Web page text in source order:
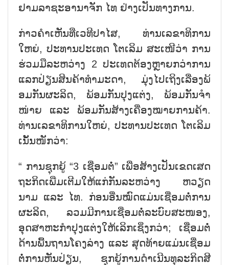
ຢາມ​ລາ​ຊະ​ອາ​ນາ​ຈັກ ໄທ ຢ່າງ​ເປັນ​ທາງ​ການ.
ກ່າວ​ຄຳ​ເຫ​ັນ​ທີ່​ເວ​ທີ​ປາ​ໄສ, ທ່ານ​ເລ​ຂາ​ທິ​ການ​
ໃຫຍ່, ປະ​ທານ​ປະ​ເທດ ໂຕ​ເລິມ ສະ​ເໜີ​ວ່າ ການ​
ຮ່ວມ​ມື​ລະ​ຫວ່າງ 2 ປະ​ເທ​ດ​ຕ້ອງ​ຫຼາຍກວ່າ​ການ​
ແລກ​ປ່ຽນ​ສິນ​ຄ້າ​ທຳ​ມະ​ດາ, ມຸ່ງ​ໄປ​ເຖິງເລື່ອງ​ພ້​
ອມ​ກັນ​ຜະ​ລິດ, ພ້ອມ​ກັນ​ປຸງ​ແຕ່ງ, ພ້ອມ​ກັນ​ຈຳ​
ໜ່າຍ ແລະ ພ້ອມ​ກັນ​ສ້າງ​ເຄື່ອງ​ໝາຍ​ການ​ຄ້າ.
ທ່ານ​ເລ​ຂາ​ທິ​ການ​ໃຫຍ່, ປະ​ທານ​ປະ​ເທດ ໂຕ​ເລິມ
ເນັ້ນ​ໜັກ​ວ່າ:
“ ການ​ຊຸກ​ຍູ້ “3 ເຊື່ອມ​ຕໍ່” ເພື່ອ​ສ້າງ​ເປັນ​ເຂດ​ເສດ​
ຖະ​ກິດ​ເພີ່​ມ​ເຕີມ​ໃຫ້​ແກ່​ກັນ​ລະ​ຫວ່າງ ຫວຽດ​
ນາມ ແລະ ໄທ. ກ່ອນ​ອື່ນ​ໝົດ​ແມ່ນ​ເຊື່ອມ​ຕໍ່​ການ​
ຜະ​ລິດ, ລວມ​ມີ​ການ​ເຊື່ອມ​ຕໍ່​​ລະ​ບົບ​ສະ​ໜອງ,
ອຸດ​ສາ​ຫະ​ກຳ​ປຸງ​ແຕ່ງ​ໃຫ້​ເລິກ​ເຊິ່ງກວ່າ; ເຊື່ອມ​ຕໍ່​
ດ້ານ​ພື້ນ​ຖານ​ໂຄງ​ລ່າງ ແລະ ສຸດ​ທ້າຍ​ແມ່ນ​ເຊື່ອມ​
ຕໍ່​ການ​ຫັນ​ປ່ຽນ, ຊຸກ​ຍູ້​ການ​ດຳ​ເນີນ​ທຸ​ລະ​ກິດ​ສີ​